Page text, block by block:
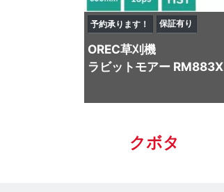
予約承ります！ 保証有り
OREC草刈機
ラビットモアー RM883X
クボタ